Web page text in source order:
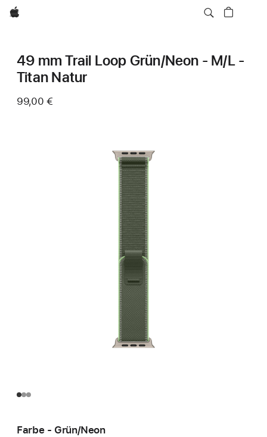
Apple
49 mm Trail Loop Grün/Neon - M/L -
Titan Natur
99,00 €
Farbe - Grün/Neon